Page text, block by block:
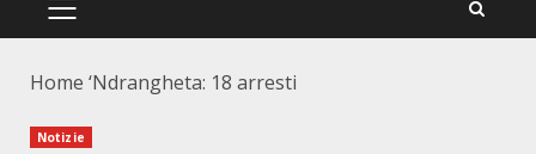
PRIMÄRES
Home ‘Ndrangheta: 18 arresti
Notizie